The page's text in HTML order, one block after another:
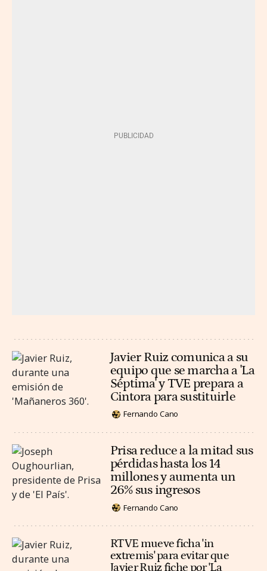
Javier Ruiz comunica a su
equipo que se marcha a 'La
Séptima' y TVE prepara a
Cintora para sustituirle
Fernando Cano
Prisa reduce a la mitad sus
pérdidas hasta los 14
millones y aumenta un
26% sus ingresos
Fernando Cano
RTVE mueve ficha 'in
extremis' para evitar que
Javier Ruiz fiche por 'La